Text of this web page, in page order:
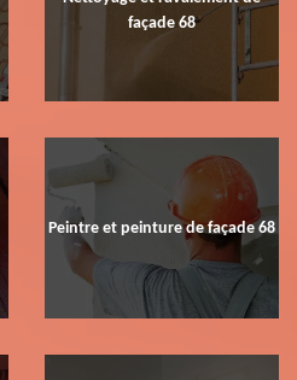
façade 68
Peintre et peinture de façade 68